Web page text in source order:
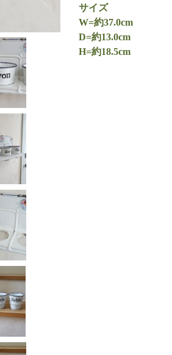
サイズ
W=約37.0cm
D=約13.0cm
H=約18.5cm